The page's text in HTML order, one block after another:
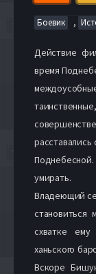
Боевик ,
Действие
время
умирать.
Владеющий
становиться
схватке
ханьского
Вскоре